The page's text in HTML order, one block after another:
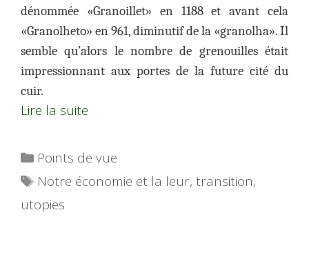
dénommée «Granoillet» en 1188 et avant cela
«Granolheto» en 961, diminutif de la «granolha». Il
semble qu’alors le nombre de grenouilles était
impressionnant aux portes de la future cité du
cuir.
Lire la suite
Catégories
Points de vue
Étiquettes
Notre économie et la leur,transition,
utopies